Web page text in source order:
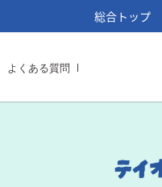
総合トップ
よくある質問